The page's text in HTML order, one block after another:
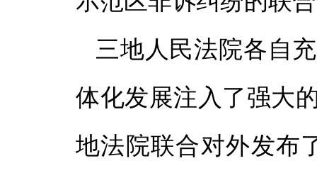
三地人民法院各自
体化发展注入了强大
地法院联合对外发布